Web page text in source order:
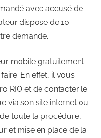
avec accusé de
dispose de 10
demande.
mobile gratuitement
En effet, il vous
RIO et de contacter le
via son site internet ou
toute la procédure,
et mise en place de la